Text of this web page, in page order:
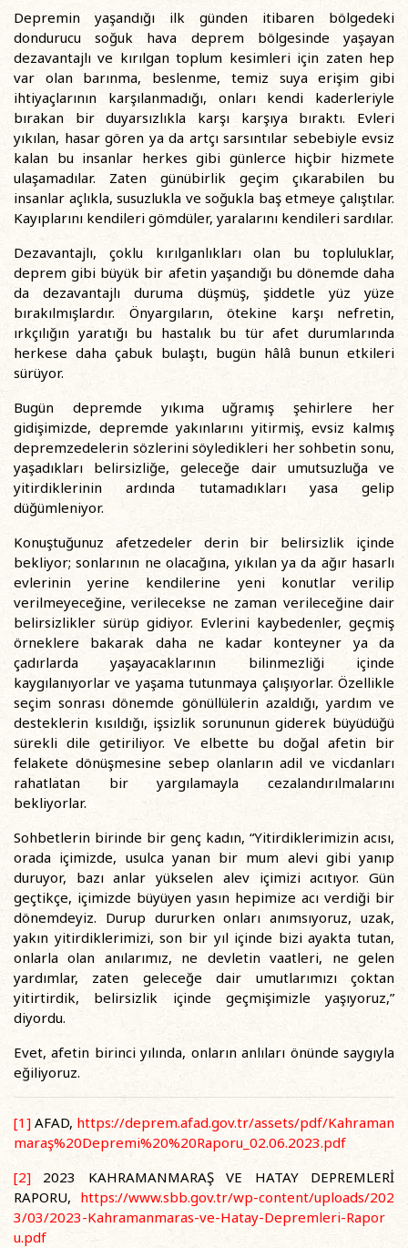
Depremin yaşandığı ilk günden itibaren bölgedeki
dondurucu soğuk hava deprem bölgesinde yaşayan
dezavantajlı ve kırılgan toplum kesimleri için zaten hep
var olan barınma, beslenme, temiz suya erişim gibi
ihtiyaçlarının karşılanmadığı, onları kendi kaderleriyle
bırakan bir duyarsızlıkla karşı karşıya bıraktı. Evleri
yıkılan, hasar gören ya da artçı sarsıntılar sebebiyle evsiz
kalan bu insanlar herkes gibi günlerce hiçbir hizmete
ulaşamadılar. Zaten günübirlik geçim çıkarabilen bu
insanlar açlıkla, susuzlukla ve soğukla baş etmeye çalıştılar.
Kayıplarını kendileri gömdüler, yaralarını kendileri sardılar.
Dezavantajlı, çoklu kırılganlıkları olan bu topluluklar,
deprem gibi büyük bir afetin yaşandığı bu dönemde daha
da dezavantajlı duruma düşmüş, şiddetle yüz yüze
bırakılmışlardır. Önyargıların, ötekine karşı nefretin,
ırkçılığın yaratığı bu hastalık bu tür afet durumlarında
herkese daha çabuk bulaştı, bugün hâlâ bunun etkileri
sürüyor.
Bugün depremde yıkıma uğramış şehirlere her
gidişimizde, depremde yakınlarını yitirmiş, evsiz kalmış
depremzedelerin sözlerini söyledikleri her sohbetin sonu,
yaşadıkları belirsizliğe, geleceğe dair umutsuzluğa ve
yitirdiklerinin ardında tutamadıkları yasa gelip
düğümleniyor.
Konuştuğunuz afetzedeler derin bir belirsizlik içinde
bekliyor; sonlarının ne olacağına, yıkılan ya da ağır hasarlı
evlerinin yerine kendilerine yeni konutlar verilip
verilmeyeceğine, verilecekse ne zaman verileceğine dair
belirsizlikler sürüp gidiyor. Evlerini kaybedenler, geçmiş
örneklere bakarak daha ne kadar konteyner ya da
çadırlarda yaşayacaklarının bilinmezliği içinde
kaygılanıyorlar ve yaşama tutunmaya çalışıyorlar. Özellikle
seçim sonrası dönemde gönüllülerin azaldığı, yardım ve
desteklerin kısıldığı, işsizlik sorununun giderek büyüdüğü
sürekli dile getiriliyor. Ve elbette bu doğal afetin bir
felakete dönüşmesine sebep olanların adil ve vicdanları
rahatlatan bir yargılamayla cezalandırılmalarını
bekliyorlar.
Sohbetlerin birinde bir genç kadın, “Yitirdiklerimizin acısı,
orada içimizde, usulca yanan bir mum alevi gibi yanıp
duruyor, bazı anlar yükselen alev içimizi acıtıyor. Gün
geçtikçe, içimizde büyüyen yasın hepimize acı verdiği bir
dönemdeyiz. Durup dururken onları anımsıyoruz, uzak,
yakın yitirdiklerimizi, son bir yıl içinde bizi ayakta tutan,
onlarla olan anılarımız, ne devletin vaatleri, ne gelen
yardımlar, zaten geleceğe dair umutlarımızı çoktan
yitirtirdik, belirsizlik içinde geçmişimizle yaşıyoruz,”
diyordu.
Evet, afetin birinci yılında, onların anlıları önünde saygıyla
eğiliyoruz.
[1] AFAD, https://deprem.afad.gov.tr/assets/pdf/Kahraman
maraş%20Depremi%20%20Raporu_02.06.2023.pdf
[2] 2023 KAHRAMANMARAŞ VE HATAY DEPREMLERİ
RAPORU, https://www.sbb.gov.tr/wp-content/uploads/202
3/03/2023-Kahramanmaras-ve-Hatay-Depremleri-Rapor
u.pdf